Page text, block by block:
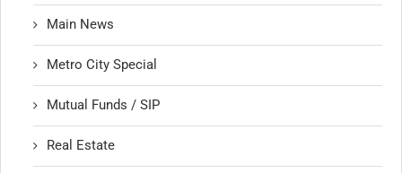
Main News
Metro City Special
Mutual Funds / SIP
Real Estate